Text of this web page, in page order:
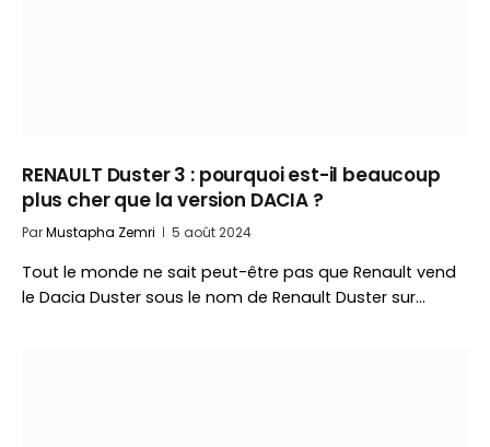
RENAULT Duster 3 : pourquoi est-il beaucoup
plus cher que la version DACIA ?
ParMustapha Zemri 5 août 2024
Tout le monde ne sait peut-être pas que Renault vend
le Dacia Duster sous le nom de Renault Duster sur…